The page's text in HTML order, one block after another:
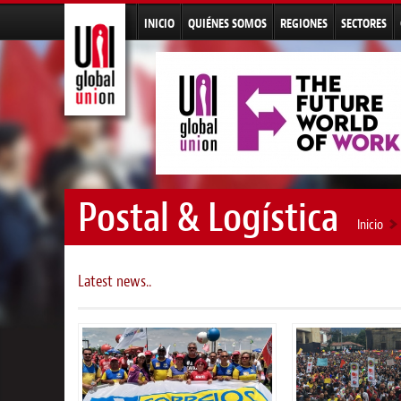
INICIO QUIÉNES SOMOS REGIONES SECTORES
Postal & Logística Inicio
Latest news..